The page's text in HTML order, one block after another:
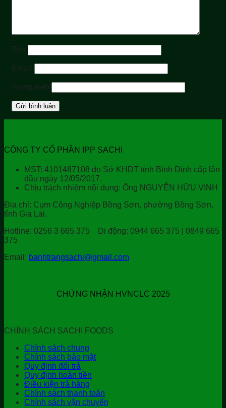
Tên
Email
Trang web
CÔNG TY CỔ PHẦN IPP SACHI
MST: 4101487108 do Sở KHĐT tỉnh Bình Định cấp lần
đầu ngày 12/05/2017.
Chịu trách nhiệm nội dung: Ông NGUYỄN HỮU VINH
Địa chỉ: Cụm Công Nghiệp Bồng Sơn, phường Bồng Sơn,
tỉnh Gia Lai.
Hotline: 0256 3 665 375 Di động: 0944 665 375 | 0849 665
375
Email: banhtrangsachi@gmail.com
CHỨNG NHẬN HVNCLC 2025
CHÍNH SÁCH SACHI FOODS
Chính sách chung
Chính sách bảo mật
Quy định đổi trả
Quy định hoàn tiền
Điều kiện trả hàng
Chính sách thanh toán
Chính sách vận chuyển